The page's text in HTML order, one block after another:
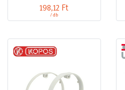
198,12 Ft
/ db